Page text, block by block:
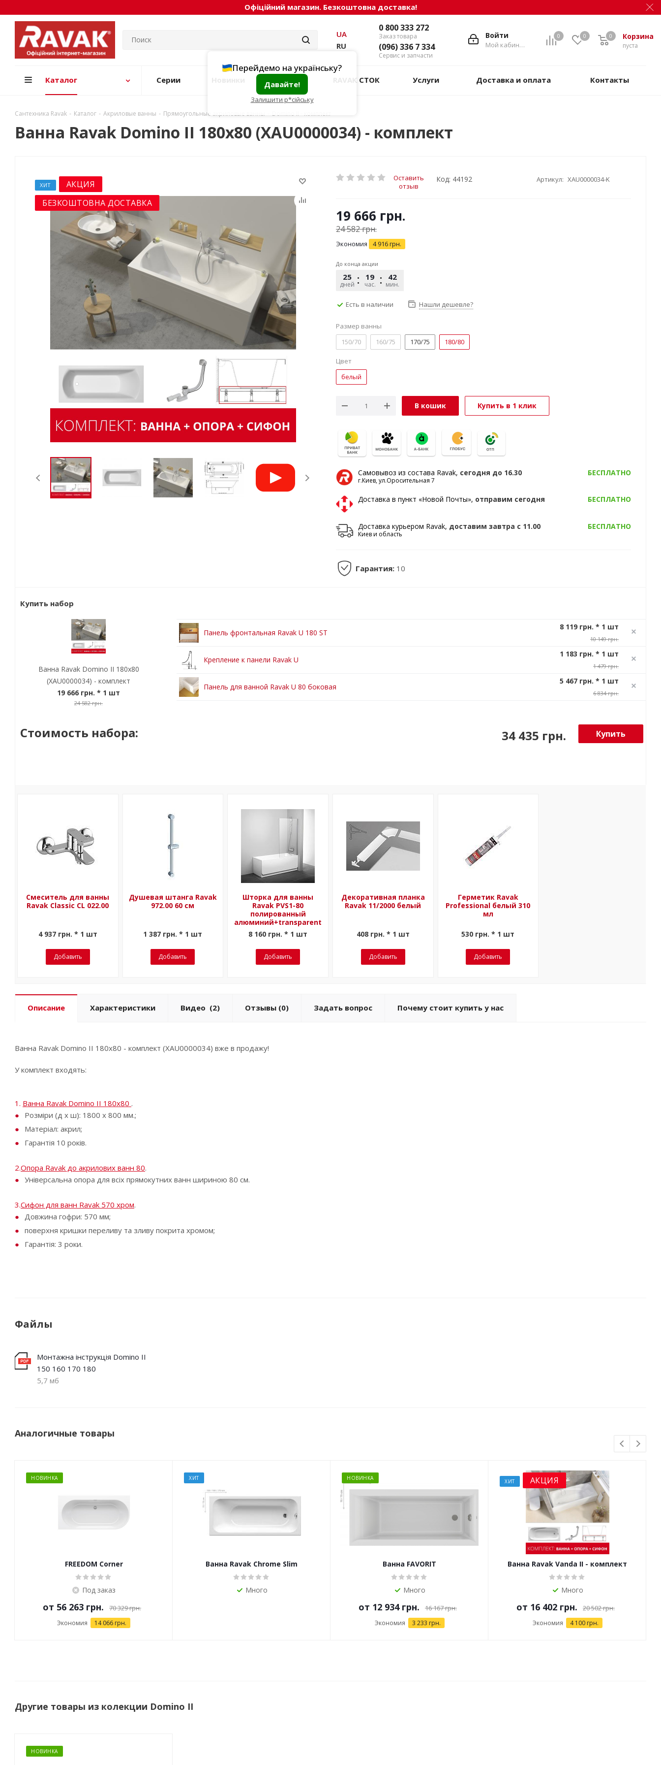
Офіційний магазин. Безкоштовна доставка!
0 0 Корзина
пуста
0
Войти
Мой кабинет
0 800 333 272
Заказ товара
(096) 336 7 334
Сервис и запчасти
UA
RU
Перейдемо на українську?
Давайте!
Залишити р*сійську
Каталог Серии Акции RAVAK СТОК Услуги Доставка и оплата Контакты
Сантехника Ravak - Каталог - Акриловые ванны - Прямоугольные акриловые ванны Domino II - комплект
Ванна Ravak Domino II 180x80 (XAU0000034) - комплект
ХИТ
АКЦИЯ
БЕЗКОШТОВНА ДОСТАВКА
Оставить
отзыв
Код: 44192 Артикул: XAU0000034-K
19 666 грн.
24 582грн.
Экономия 4 916грн.
До конца акции
25
дней
19
час.
42
мин.
Есть в наличии Нашли дешевле?
Размер ванны
150/70
160/75 170/75 180/80
Цвет
белый
В кошик Купить в 1 клик
Самовывоз из состава Ravak, сегодня до 16.30
г.Киев, ул.Оросительная 7
БЕСПЛАТНО
Доставка в пункт «Новой Почты», отправим сегодня БЕСПЛАТНО
Доставка курьером Ravak, доставим завтра с 11.00
Киев и область
БЕСПЛАТНО
Гарантия: 10
Купить набор
Ванна Ravak Domino II 180x80
(XAU0000034) - комплект
19 666 грн. * 1 шт
24 582 грн.
Панель фронтальная Ravak U 180 ST
8 119 грн. * 1 шт
10 149 грн.
Крепление к панели Ravak U
1 183 грн. * 1 шт
1 479 грн.
Панель для ванной Ravak U 80 боковая
5 467 грн. * 1 шт
6 834 грн.
Стоимость набора: 34 435 грн. Купить
Смеситель для ванны
Ravak Classic CL 022.00
4 937 грн. * 1 шт
Добавить
Душевая штанга Ravak
972.00 60 см
1 387 грн. * 1 шт
Добавить
Шторка для ванны
Ravak PVS1-80
полированный
алюминий+transparent
8 160 грн. * 1 шт
Добавить
Декоративная планка
Ravak 11/2000 белый
408 грн. * 1 шт
Добавить
Герметик Ravak
Professional белый 310
мл
530 грн. * 1 шт
Добавить
Описание Характеристики Видео (2) Отзывы (0) Задать вопрос Почему стоит купить у нас
Ванна Ravak Domino II 180x80 - комплект (XAU0000034) вже в продажу!
У комплект входять:
1. Ванна Ravak Domino II 180х80 .
Розміри (д x ш): 1800 х 800 мм.;
Матеріал: акрил;
Гарантія 10 років.
2.Опора Ravak до акрилових ванн 80.
Універсальна опора для всіх прямокутних ванн шириною 80 см.
3.Сифон для ванн Ravak 570 хром.
Довжина гофри: 570 мм;
поверхня кришки переливу та зливу покрита хромом;
Гарантія: 3 роки.
Файлы
Монтажна інструкція Domino II
150 160 170 180
5,7 мб
Аналогичные товары
НОВИНКА
FREEDOM Corner
Под заказ
от 56 263 грн. 70 329 грн.
Экономия 14 066 грн.
ХИТ
Ванна Ravak Chrome Slim
Много
НОВИНКА
Ванна FAVORIT
Много
от 12 934 грн. 16 167 грн.
Экономия 3 233 грн.
ХИТ АКЦИЯ
Ванна Ravak Vanda II - комплект
Много
от 16 402 грн. 20 502 грн.
Экономия 4 100 грн.
Другие товары из колекции Domino II
НОВИНКА